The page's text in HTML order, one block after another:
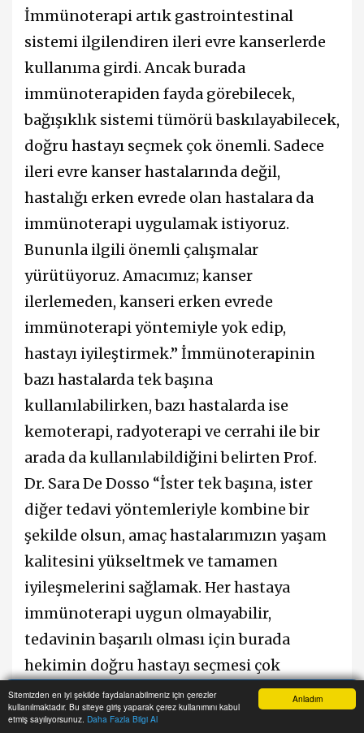
Anladım
Sitemizden en iyi şekilde faydalanabilmeniz için çerezler
kullanılmaktadır. Bu siteye giriş yaparak çerez kullanımını kabul
etmiş sayılıyorsunuz. Daha Fazla Bilgi Al
İmmünoterapi artık gastrointestinal
sistemi ilgilendiren ileri evre kanserlerde
kullanıma girdi. Ancak burada
immünoterapiden fayda görebilecek,
bağışıklık sistemi tümörü baskılayabilecek,
doğru hastayı seçmek çok önemli. Sadece
ileri evre kanser hastalarında değil,
hastalığı erken evrede olan hastalara da
immünoterapi uygulamak istiyoruz.
Bununla ilgili önemli çalışmalar
yürütüyoruz. Amacımız; kanser
ilerlemeden, kanseri erken evrede
immünoterapi yöntemiyle yok edip,
hastayı iyileştirmek.” İmmünoterapinin
bazı hastalarda tek başına
kullanılabilirken, bazı hastalarda ise
kemoterapi, radyoterapi ve cerrahi ile bir
arada da kullanılabildiğini belirten Prof.
Dr. Sara De Dosso “İster tek başına, ister
diğer tedavi yöntemleriyle kombine bir
şekilde olsun, amaç hastalarımızın yaşam
kalitesini yükseltmek ve tamamen
iyileşmelerini sağlamak. Her hastaya
immünoterapi uygun olmayabilir,
tedavinin başarılı olması için burada
hekimin doğru hastayı seçmesi çok
önemli. Bu hastalar immünoterapiden
yarar görebilirler. Bilimsel çalışmalar çok
Anasayfa Yazarlar Haber Ara İhbar Hattı Menu